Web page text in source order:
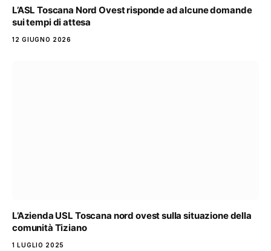
L’ASL Toscana Nord Ovest risponde ad alcune domande
sui tempi di attesa
12 GIUGNO 2026
L’Azienda USL Toscana nord ovest sulla situazione della
comunità Tiziano
1 LUGLIO 2025